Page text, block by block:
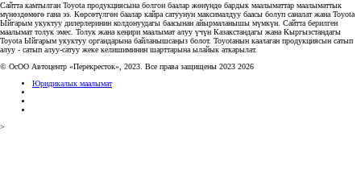
Сайтта камтылган Toyota продукциясына болгон баалар жөнүндө бардык маалыматтар маалыматтык
мүнөздөмөгө гана ээ. Көрсөтүлгөн баалар кайра сатуунун максималдуу баасы болуп саналат жана Toyota
Ыйгарым укуктуу дилерлеринин колдонуудагы баасынан айырмаланышы мүмкүн. Сайтта берилген
маалымат толук эмес. Толук жана кеңири маалымат алуу үчүн Казакстандагы жана Кыргызстандагы
Toyota Ыйгарым укуктуу органдарына байланышсаңыз болот. Toyotaнын каалаган продукциясын сатып
алуу - сатып алуу-сатуу жеке келишиминин шарттарына ылайык аткарылат.
© ОсОО Автоцентр «Перекресток», 2023. Все права защищены 2023 2026
Юридикалык маалымат
>